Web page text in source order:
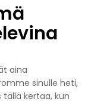
aina
sinulle heti,
kertaa, kun